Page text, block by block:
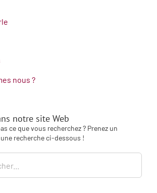
nous ?
notre site Web
ce que vous recherchez ? Prenez un
recherche ci-dessous !